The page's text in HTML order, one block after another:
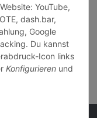
YouTube,
dash.bar,
Google
Du kannst
Icon links
Konfigurieren und